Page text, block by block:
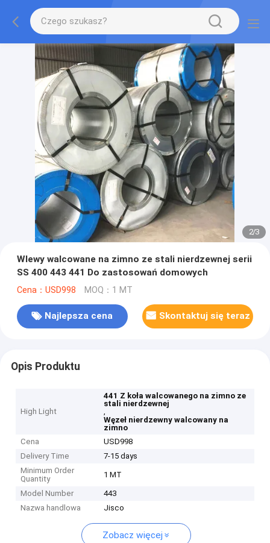
2/3
Wlewy walcowane na zimno ze stali nierdzewnej serii
SS 400 443 441 Do zastosowań domowych
Cena：USD998 MOQ：1 MT
Najlepsza cena Skontaktuj się teraz
Opis Produktu
High Light
441 Z koła walcowanego na zimno ze
stali nierdzewnej
,
Węzeł nierdzewny walcowany na
zimno
Cena
USD998
Delivery Time
7-15 days
Minimum Order
Quantity
1 MT
Model Number
443
Nazwa handlowa
Jisco
Zobacz więcej